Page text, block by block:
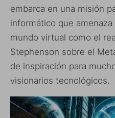
embarca en una misión
informático que
mundo virtual como el
Stephenson sobre el
de inspiración para
visionarios tecnológicos.